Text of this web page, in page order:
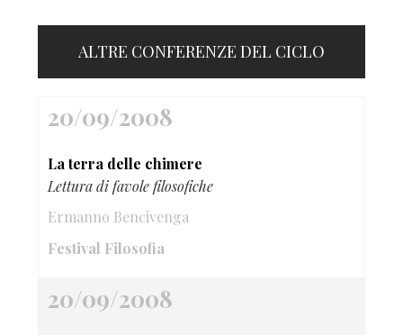
ALTRE CONFERENZE DEL CICLO
20/09/2008
La terra delle chimere
Lettura di favole filosofiche
Ermanno Bencivenga
Festival Filosofia
20/09/2008